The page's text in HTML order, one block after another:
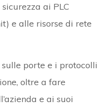
ai PLC
) e alle risorse di rete
porte e i protocolli
oltre a fare
e ai suoi